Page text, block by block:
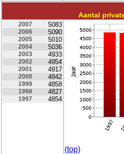
Aantal
2007 5083
2006 5090
2005 5010
2004 5036
2003 4933
2002 4954
2001 4917
2000 4842
1999 4858
1998 4827
1997 4854
(top)